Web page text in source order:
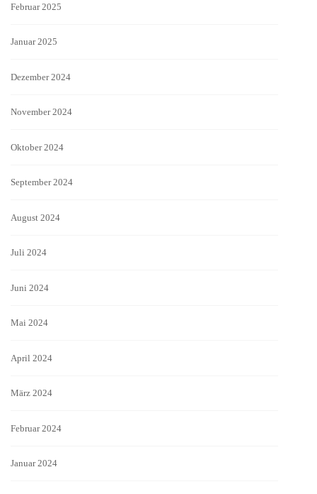
Februar 2025
Januar 2025
Dezember 2024
November 2024
Oktober 2024
September 2024
August 2024
Juli 2024
Juni 2024
Mai 2024
April 2024
März 2024
Februar 2024
Januar 2024